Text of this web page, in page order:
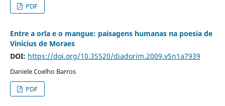
PDF
Entre a orla e o mangue: paisagens humanas na poesia de
Vinicius de Moraes
DOI: https://doi.org/10.35520/diadorim.2009.v5n1a7939
Daniele Coelho Barros
PDF